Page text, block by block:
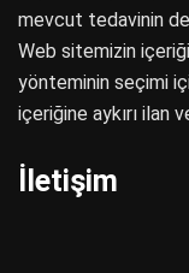
mevcut tedavinin
Web sitemizin
yönteminin seçimi
içeriğine aykırı ilan
İletişim